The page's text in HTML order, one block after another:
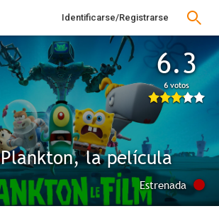
Identificarse/Registrarse
6.3
6 votos
Plankton, la película
Estrenada